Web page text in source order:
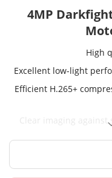
4MP
High
Excellent low-light
Efficient H.265+
Clear imaging
Water and dust